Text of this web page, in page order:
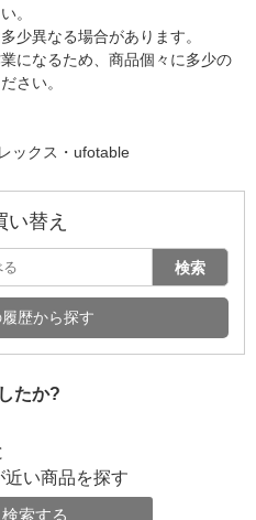
。
少異なる場合があります。
になるため、商品個々に多少の
さい。
ックス・ufotable
替え
検索
歴から探す
たか?
近い商品を探す
検索する